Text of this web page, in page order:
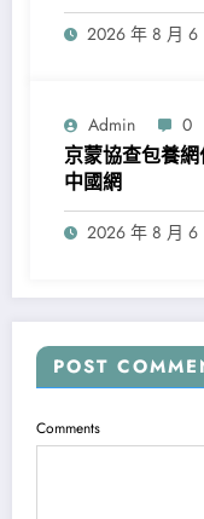
2026 年 8 月 6
Admin 0
京蒙協查包養網
中國網
2026 年 8 月 6
POST
Comments